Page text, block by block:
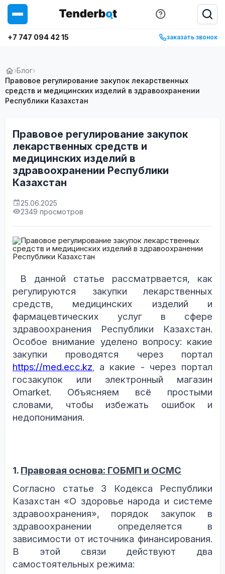
+7 747 094 42 15 заказать звонок
›Блог›
Правовое регулирование закупок лекарственных
средств и медицинских изделий в здравоохранении
Республики Казахстан
Правовое регулирование закупок
лекарственных средств и
медицинских изделий в
здравоохранении Республики
Казахстан
25.06.2025
2349 просмотров
В данной статье рассматрвается, как
регулируются закупки лекарственных
средств, медицинских изделий и
фармацевтических услуг в сфере
здравоохранения Республики Казахстан.
Особое внимание уделено вопросу: какие
закупки проводятся через портал
https://med.ecc.kz, а какие - через портал
госзакупок или электронный магазин
Omarket. Объясняем всё простыми
словами, чтобы избежать ошибок и
недопонимания.
1. Правовая основа: ГОБМП и ОСМС
Согласно статье 3 Кодекса Республики
Казахстан «О здоровье народа и системе
здравоохранения», порядок закупок в
здравоохранении определяется в
зависимости от источника финансирования.
В этой связи действуют два
самостоятельных режима: